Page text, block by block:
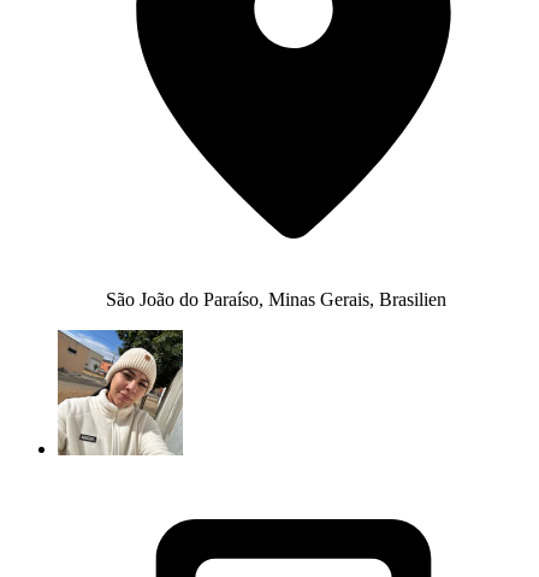
São João do Paraíso, Minas Gerais, Brasilien